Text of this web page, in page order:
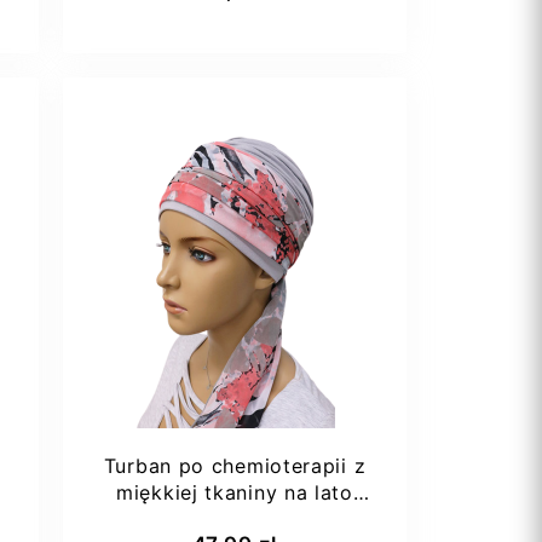
70AA
Turban po chemioterapii z
miękkiej tkaniny na lato